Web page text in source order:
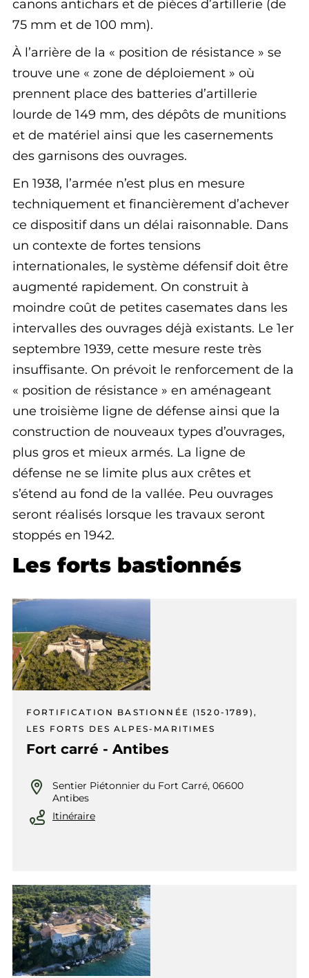
canons antichars et de pièces d’artillerie (de
75 mm et de 100 mm).
À l’arrière de la « position de résistance » se
trouve une « zone de déploiement » où
prennent place des batteries d’artillerie
lourde de 149 mm, des dépôts de munitions
et de matériel ainsi que les casernements
des garnisons des ouvrages.
En 1938, l’armée n’est plus en mesure
techniquement et financièrement d’achever
ce dispositif dans un délai raisonnable. Dans
un contexte de fortes tensions
internationales, le système défensif doit être
augmenté rapidement. On construit à
moindre coût de petites casemates dans les
intervalles des ouvrages déjà existants. Le 1er
septembre 1939, cette mesure reste très
insuffisante. On prévoit le renforcement de la
« position de résistance » en aménageant
une troisième ligne de défense ainsi que la
construction de nouveaux types d’ouvrages,
plus gros et mieux armés. La ligne de
défense ne se limite plus aux crêtes et
s’étend au fond de la vallée. Peu ouvrages
seront réalisés lorsque les travaux seront
stoppés en 1942.
Les forts bastionnés
FORTIFICATION BASTIONNÉE (1520-1789),
LES FORTS DES ALPES-MARITIMES
Fort carré - Antibes
Sentier Piétonnier du Fort Carré, 06600
Antibes
Itinéraire